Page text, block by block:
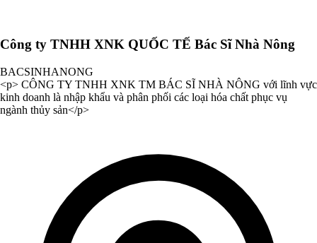
Công ty TNHH XNK QUỐC TẾ Bác Sĩ Nhà Nông
BACSINHANONG
<p> CÔNG TY TNHH XNK TM BÁC SĨ NHÀ NÔNG với lĩnh vực
kinh doanh là nhập khẩu và phân phối các loại hóa chất phục vụ
ngành thủy sản</p>